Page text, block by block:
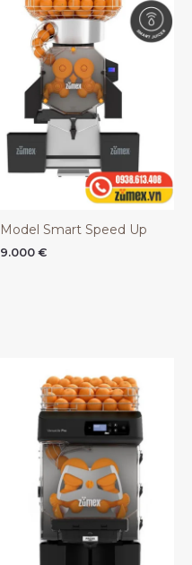
Model Smart Speed Up
9.000 €